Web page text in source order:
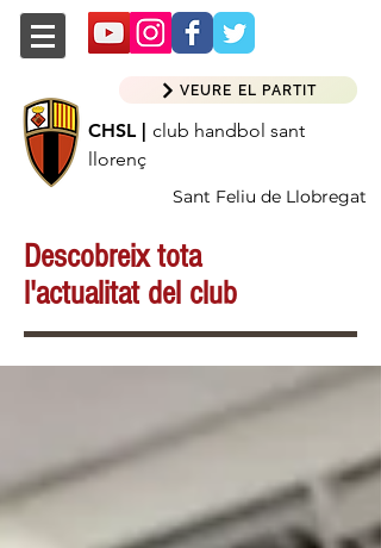
CHSL | club handbol sant
llorenç
Sant Feliu de Llobregat
VEURE EL PARTIT
Descobreix tota
l'actualitat del club